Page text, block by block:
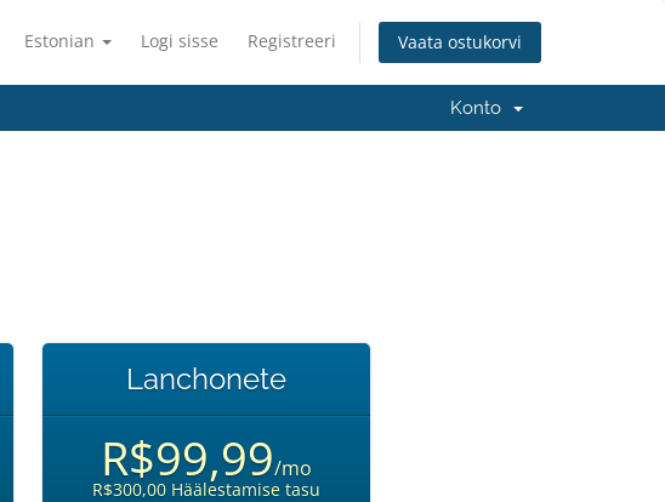
Estonian Logi sisse Registreeri Vaata ostukorvi
Konto
Lanchonete
R$99,99/mo
R$300,00 Häälestamise tasu